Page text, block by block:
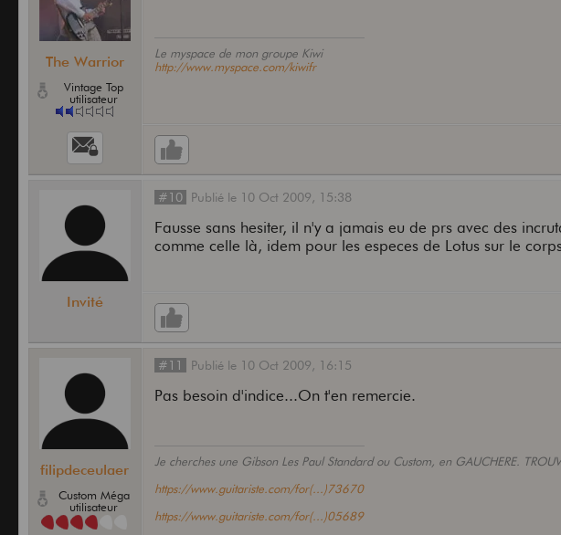
The Warrior
Vintage Top
utilisateur
Le myspace de mon groupe Kiwi
http://www.myspace.com/kiwifr
Invité
#10 Publié le 10 Oct 2009, 15:38
Fausse sans hesiter, il n'y a jamais eu de prs avec des
comme celle là, idem pour les especes de Lotus sur le
filipdeceulaer
Custom Méga
utilisateur
#11 Publié le 10 Oct 2009, 16:15
Pas besoin d'indice...On t'en remercie.
Je cherches une Gibson Les Paul Standard ou Custom, en GAUCHERE.
https://www.guitariste.com/for(...)73670
https://www.guitariste.com/for(...)05689